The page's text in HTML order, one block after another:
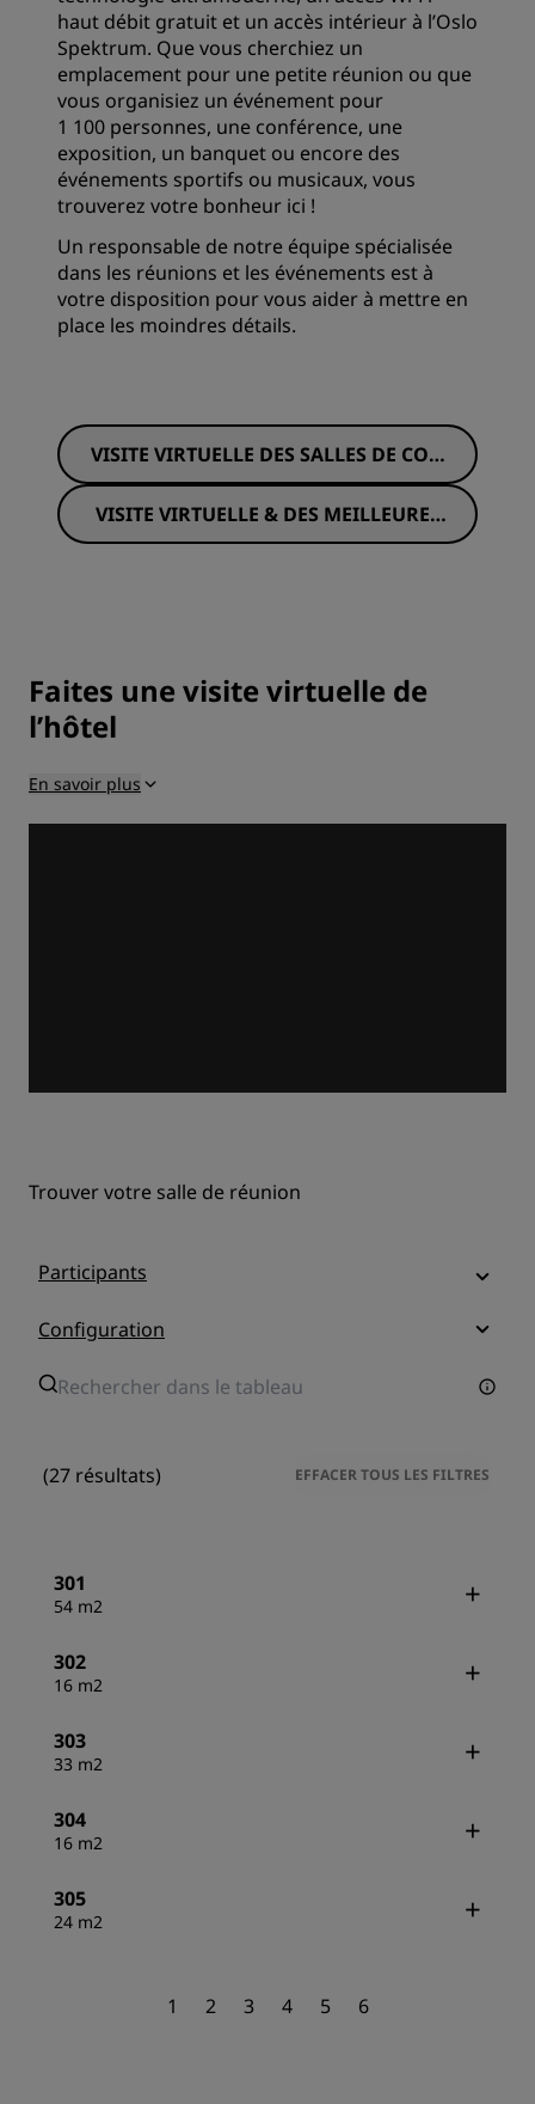
haut débit gratuit et un accès intérieur à l’Oslo
Spektrum. Que vous cherchiez un
emplacement pour une petite réunion ou que
vous organisiez un événement pour
1 100 personnes, une conférence, une
exposition, un banquet ou encore des
événements sportifs ou musicaux, vous
trouverez votre bonheur ici !
Un responsable de notre équipe spécialisée
dans les réunions et les événements est à
votre disposition pour vous aider à mettre en
place les moindres détails.
VISITE VIRTUELLE DES SALLES DE CON
FÉRENCE
VISITE VIRTUELLE & DES MEILLEURES
SALLES DE RÉUNION
Faites une visite virtuelle de
l’hôtel
En savoir plus
Trouver votre salle de réunion
Participants
Configuration
(27 résultats) EFFACER TOUS LES FILTRES
301
54 m2
302
16 m2
303
33 m2
304
16 m2
305
24 m2
1 2 3 4 5 6